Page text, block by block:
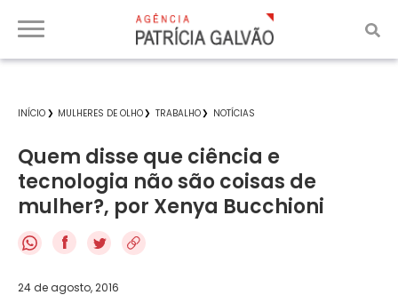
INÍCIO MULHERES DE OLHO TRABALHO NOTÍCIAS
Quem disse que ciência e
tecnologia não são coisas de
mulher?, por Xenya Bucchioni
f
24 de agosto, 2016